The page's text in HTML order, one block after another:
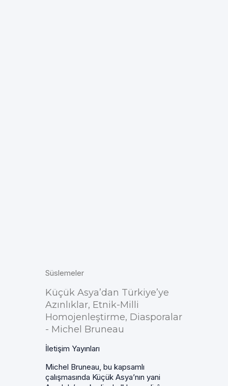
Süslemeler
Küçük Asya’dan Türkiye’ye
Azınlıklar, Etnik-Milli
Homojenleştirme, Diasporalar
- Michel Bruneau
İletişim Yayınları
Michel Bruneau, bu kapsamlı
çalışmasında Küçük Asya’nın yani